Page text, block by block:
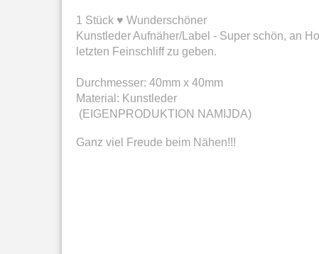
1 Stück ♥ Wunderschöner
Kunstleder Aufnäher/Label - Super schön, an
letzten Feinschliff zu geben.
Durchmesser: 40mm x 40mm
Material: Kunstleder
(EIGENPRODUKTION NAMIJDA)​
Ganz viel Freude beim Nähen!!!